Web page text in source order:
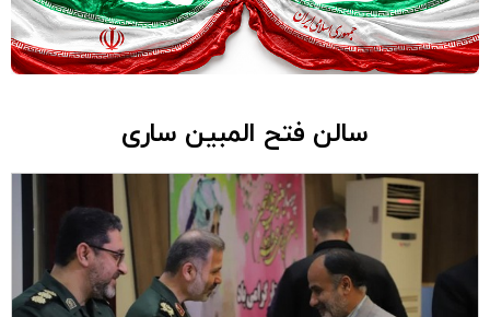
سالن فتح المبین ساری